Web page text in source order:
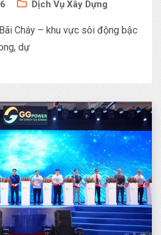
Dịch Vụ Xây Dựng
Cháy – khu vực sôi động bậc
dự